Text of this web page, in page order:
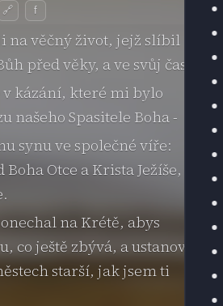
🔗 f
na věčný život, jejž slíbil
před věky, a ve svůj čas
v kázání, které mi bylo
našeho Spasitele Boha -
synu ve společné víře:
Otce a Krista Ježíše,
na Krétě, abys
co ještě zbývá, a ustanovil
starší, jak jsem ti